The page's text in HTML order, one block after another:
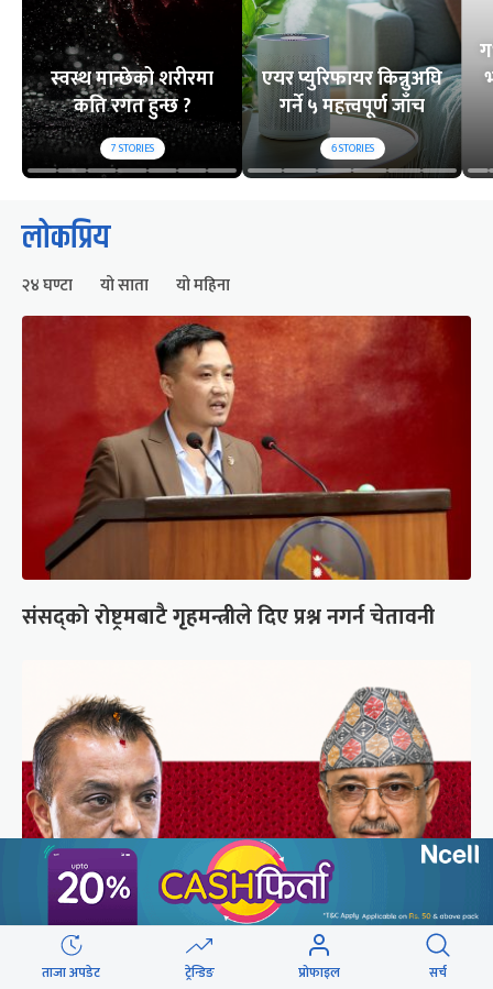
स्वस्थ मान्छेको शरीरमा
कति रगत हुन्छ ?
7STORIES
एयर प्युरिफायर किन्नुअघि
गर्ने ५ महत्त्वपूर्ण जाँच
6STORIES
लोकप्रिय
२४ घण्टा यो साता यो महिना
संसद्को रोष्ट्रमबाटै गृहमन्त्रीले दिए प्रश्न नगर्न चेतावनी
कांग्रेसको आधिकारिकता विवादमा सर्वोच्चले सुरुदेखि
ताजा अपडेट ट्रेन्डिङ प्रोफाइल सर्च